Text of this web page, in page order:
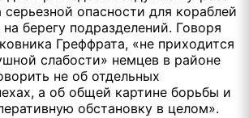
серьезной опасности для кораблей
берегу подразделений. Говоря
Греффрата, «не приходится
слабости» немцев в районе
не об отдельных
а об общей картине борьбы и
обстановку в целом».